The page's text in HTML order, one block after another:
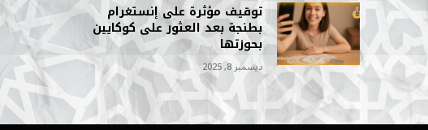
توقيف مؤثرة على إنستغرام
بطنجة بعد العثور على كوكايين
بحوزتها
ديسمبر 8, 2025